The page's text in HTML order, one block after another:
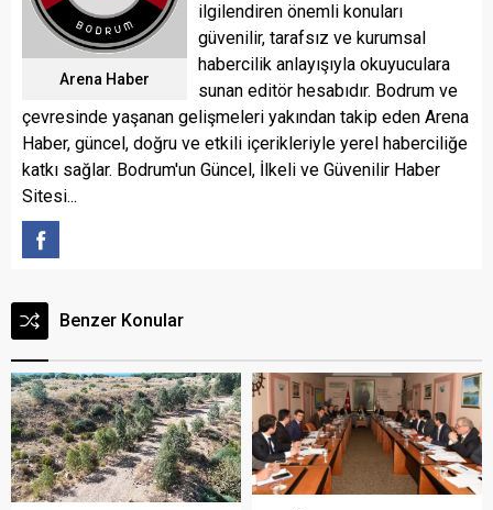
Arena Haber
ilgilendiren önemli konuları
güvenilir, tarafsız ve kurumsal
habercilik anlayışıyla okuyuculara
sunan editör hesabıdır. Bodrum ve
çevresinde yaşanan gelişmeleri yakından takip eden Arena
Haber, güncel, doğru ve etkili içerikleriyle yerel haberciliğe
katkı sağlar. Bodrum'un Güncel, İlkeli ve Güvenilir Haber
Sitesi...
Benzer Konular